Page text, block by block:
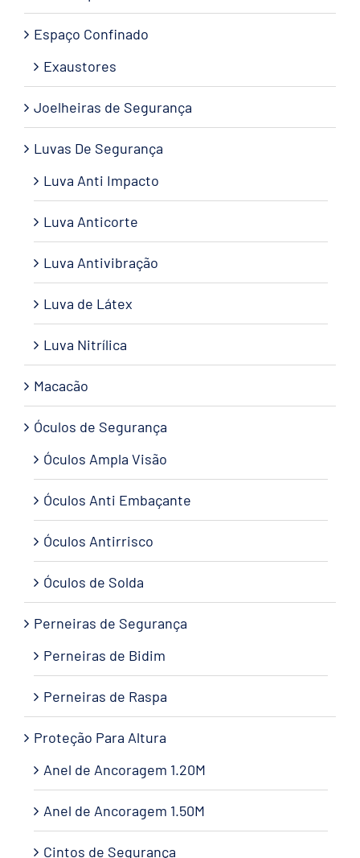
Espaço Confinado
Exaustores
Joelheiras de Segurança
Luvas De Segurança
Luva Anti Impacto
Luva Anticorte
Luva Antivibração
Luva de Látex
Luva Nitrílica
Macacão
Óculos de Segurança
Óculos Ampla Visão
Óculos Anti Embaçante
Óculos Antirrisco
Óculos de Solda
Perneiras de Segurança
Perneiras de Bidim
Perneiras de Raspa
Proteção Para Altura
Anel de Ancoragem 1.20M
Anel de Ancoragem 1.50M
Cintos de Segurança